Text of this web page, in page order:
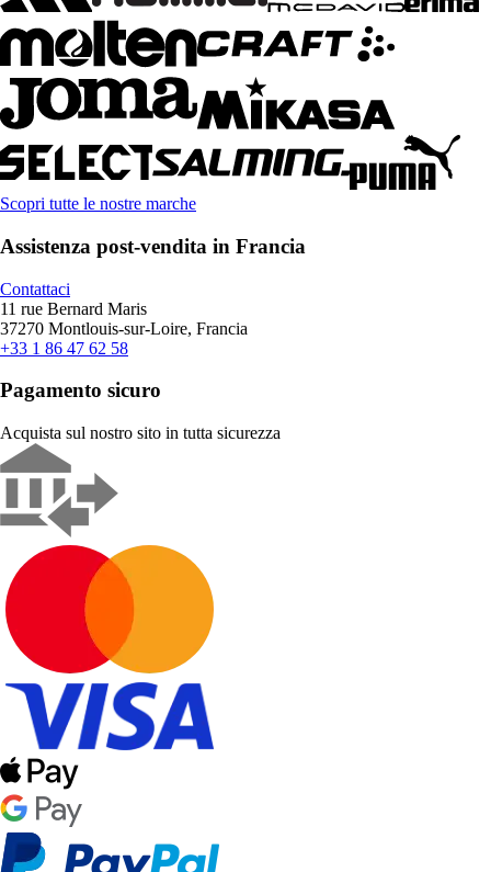
Scopri tutte le nostre marche
Assistenza post-vendita in Francia
Contattaci
11 rue Bernard Maris
37270 Montlouis-sur-Loire, Francia
+33 1 86 47 62 58
Pagamento sicuro
Acquista sul nostro sito in tutta sicurezza